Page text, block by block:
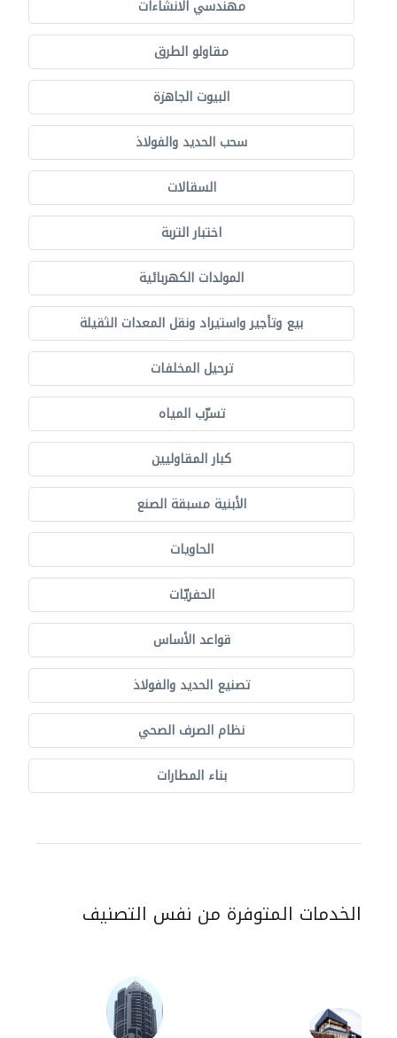
مهندسي الانشاءات
مقاولو الطرق
البيوت الجاهزة
سحب الحديد والفولاذ
السقالات
اختبار التربة
المولدات الكهربائية
بيع وتأجير واستيراد ونقل المعدات الثقيلة
ترحيل المخلفات
تسرّب المياه
كبار المقاوليين
الأبنية مسبقة الصنع
الحاويات
الحفريّات
قواعد الأساس
تصنيع الحديد والفولاذ
نظام الصرف الصحي
بناء المطارات
الخدمات المتوفرة من نفس التصنيف